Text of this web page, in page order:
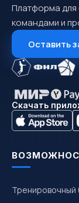
Платформа для
командами и
Оставить
Скачать
Тренировочный